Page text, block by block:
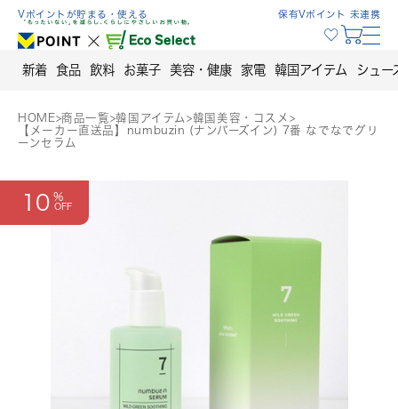
Skip
content
Vポイントが貯まる・使える 保有Vポイント 未連携
新着 食品 飲料 お菓子 美容・健康 家電 韓国アイテム シュー
HOME>商品一覧>韓国アイテム>韓国美容・コスメ >
【メーカー直送品】numbuzin (ナンバーズイン) 7番 なでなでグリ
ーンセラム
10